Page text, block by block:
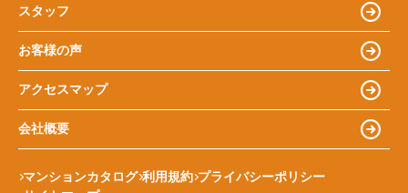
スタッフ
お客様の声
アクセスマップ
会社概要
マンションカタログ 利用規約 プライバシーポリシー